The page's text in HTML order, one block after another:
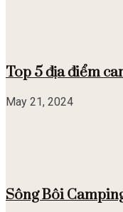
Top 5 địa điểm
May 21, 2024
Sông Bôi